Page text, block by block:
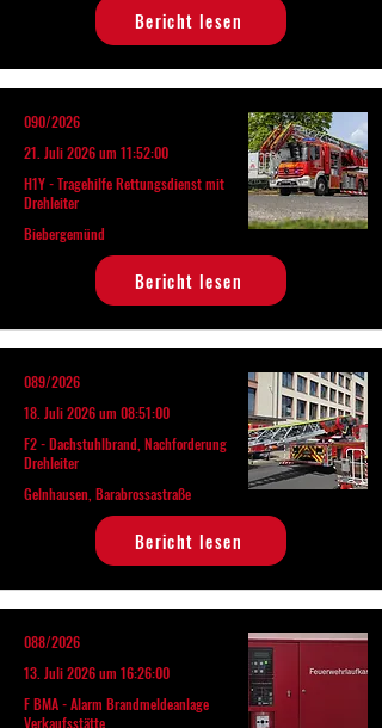
Bericht lesen
090/2026
21. Juli 2026 um 11:52:00
H1Y - Tragehilfe Rettungsdienst mit
Drehleiter
Biebergemünd
Bericht lesen
089/2026
18. Juli 2026 um 08:51:00
F2 - Dachstuhlbrand, Nachforderung
Drehleiter
Gelnhausen, Barabrossastraße
Bericht lesen
088/2026
13. Juli 2026 um 16:26:00
F BMA - Alarm Brandmeldeanlage
Verkaufsstätte